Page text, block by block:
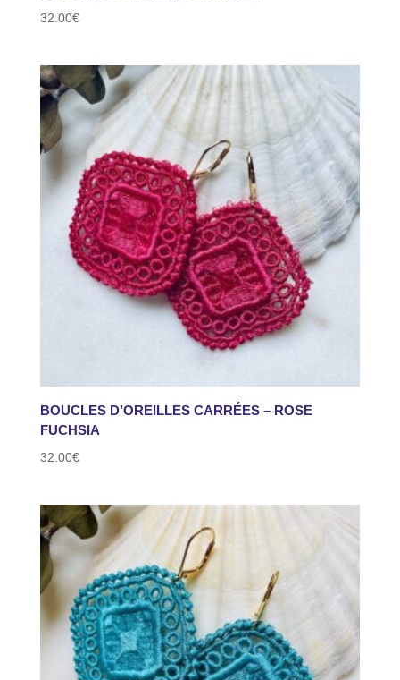
32.00€
BOUCLES D’OREILLES CARRÉES – ROSE
FUCHSIA
32.00€